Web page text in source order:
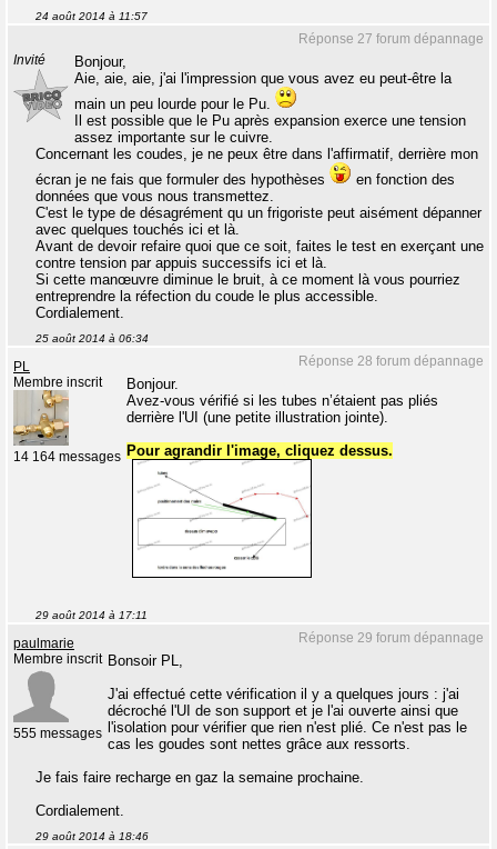
24 août 2014 à 11:57
Réponse 27 forum dépannage
Invité
Bonjour,
Aie, aie, aie, j'ai l'impression que vous avez eu peut-être la
main un peu lourde pour le Pu.
Il est possible que le Pu après expansion exerce une tension
assez importante sur le cuivre.
Concernant les coudes, je ne peux être dans l'affirmatif, derrière mon
écran je ne fais que formuler des hypothèses
en fonction des
données que vous nous transmettez.
C'est le type de désagrément qu un frigoriste peut aisément dépanner
avec quelques touchés ici et là.
Avant de devoir refaire quoi que ce soit, faites le test en exerçant une
contre tension par appuis successifs ici et là.
Si cette manœuvre diminue le bruit, à ce moment là vous pourriez
entreprendre la réfection du coude le plus accessible.
Cordialement.
25 août 2014 à 06:34
Réponse 28 forum dépannage
PL
Membre inscrit
14 164 messages
Bonjour.
Avez-vous vérifié si les tubes n’étaient pas pliés
derrière l'UI (une petite illustration jointe).
Pour agrandir l'image, cliquez dessus.
29 août 2014 à 17:11
Réponse 29 forum dépannage
paulmarie
Membre inscrit
555 messages
Bonsoir PL,
J'ai effectué cette vérification il y a quelques jours : j'ai
décroché l'UI de son support et je l'ai ouverte ainsi que
l'isolation pour vérifier que rien n'est plié. Ce n'est pas le
cas les goudes sont nettes grâce aux ressorts.
Je fais faire recharge en gaz la semaine prochaine.
Cordialement.
29 août 2014 à 18:46